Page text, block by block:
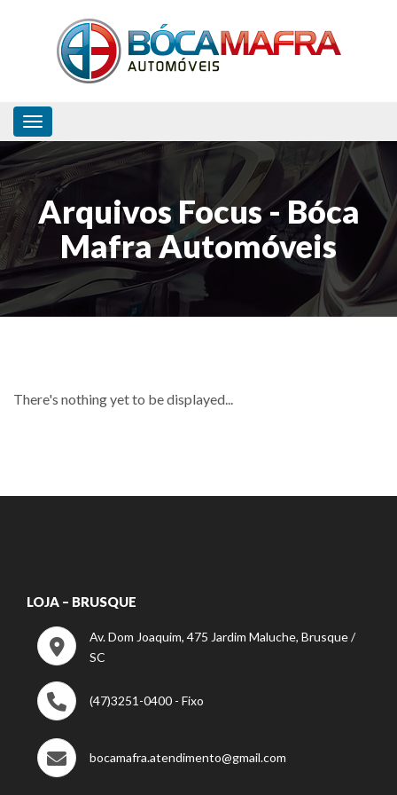
Toggle navigation
Arquivos Focus - Bóca
Mafra Automóveis
There's nothing yet to be displayed...
LOJA – BRUSQUE
Av. Dom Joaquim, 475 Jardim Maluche, Brusque /
SC
(47)3251-0400 - Fixo
bocamafra.atendimento@gmail.com